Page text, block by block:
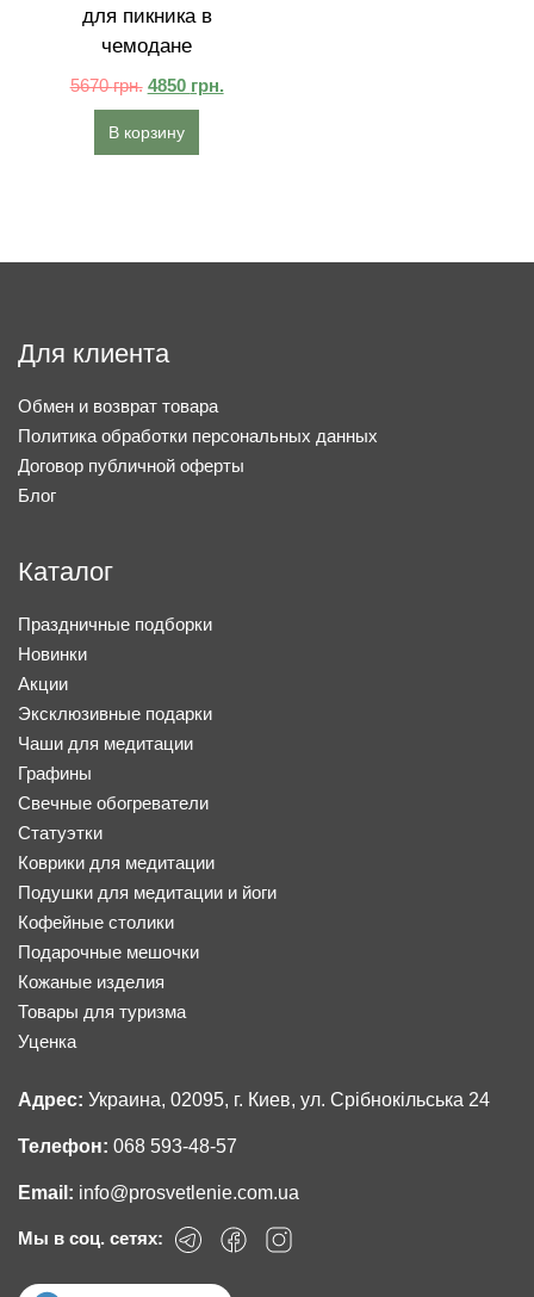
для пикника в
чемодане
5670грн. 4850 грн.
В корзину
Для клиента
Обмен и возврат товара
Политика обработки персональных данных
Договор публичной оферты
Блог
Каталог
Праздничные подборки
Новинки
Акции
Эксклюзивные подарки
Чаши для медитации
Графины
Свечные обогреватели
Статуэтки
Коврики для медитации
Подушки для медитации и йоги
Кофейные столики
Подарочные мешочки
Кожаные изделия
Товары для туризма
Уценка
Адрес: Украина, 02095, г. Киев, ул. Срібнокільська 24
Телефон: 068 593-48-57
Email: info@prosvetlenie.com.ua
Мы в соц. сетях: